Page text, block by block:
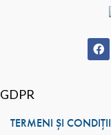
GDPR
TERMENI ȘI CONDIȚII